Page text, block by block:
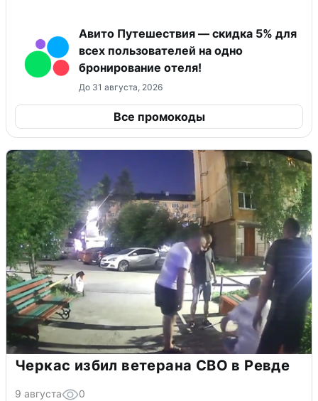
Авито Путешествия — скидка 5% для
всех пользователей на одно
бронирование отеля!
До 31 августа, 2026
Все промокоды
Черкас избил ветерана СВО в Ревде
9 августа 0